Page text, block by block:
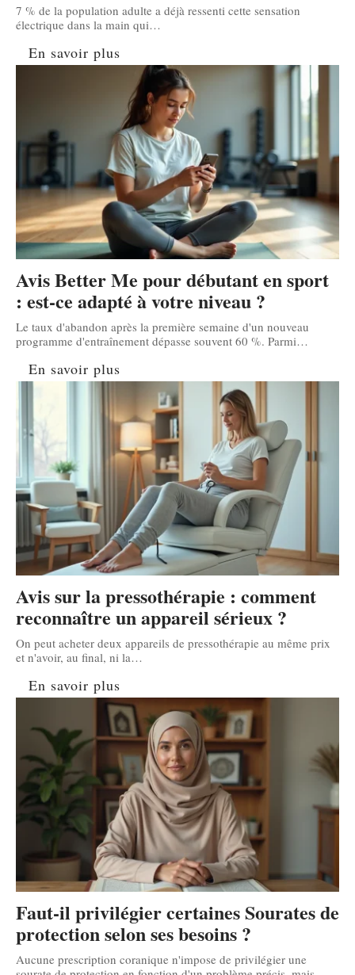
7 % de la population adulte a déjà ressenti cette sensation
électrique dans la main qui…
En savoir plus
Avis Better Me pour débutant en sport
: est-ce adapté à votre niveau ?
Le taux d'abandon après la première semaine d'un nouveau
programme d'entraînement dépasse souvent 60 %. Parmi…
En savoir plus
Avis sur la pressothérapie : comment
reconnaître un appareil sérieux ?
On peut acheter deux appareils de pressothérapie au même prix
et n'avoir, au final, ni la…
En savoir plus
Faut-il privilégier certaines Sourates de
protection selon ses besoins ?
Aucune prescription coranique n'impose de privilégier une